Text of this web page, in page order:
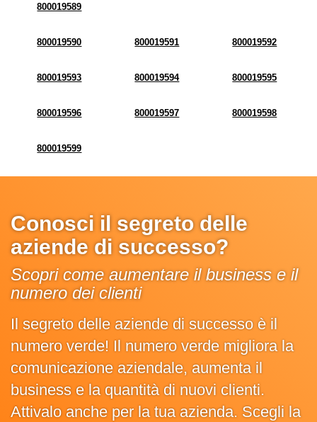
800019589
800019590 800019591 800019592
800019593 800019594 800019595
800019596 800019597 800019598
800019599
Conosci il segreto delle
aziende di successo?
Scopri come aumentare il business e il
numero dei clienti
Il segreto delle aziende di successo è il
numero verde! Il numero verde migliora la
comunicazione aziendale, aumenta il
business e la quantità di nuovi clienti.
Attivalo anche per la tua azienda. Scegli la